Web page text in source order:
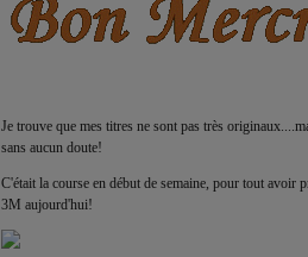
Je trouve que mes titres ne sont pas très
sans aucun doute!
C'était la course en début de semaine, pour tout avoir
3M aujourd'hui!